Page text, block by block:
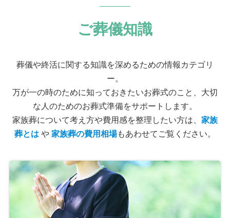
ご葬儀知識
葬儀や終活に関する知識を深めるための情報カテゴリ
ー。
万が一の時のために知っておきたいお葬式のこと、大切
な人のためのお葬式準備をサポートします。
家族葬について考え方や費用感を整理したい方は、 家族
葬とは や家族葬の費用相場もあわせてご覧ください。